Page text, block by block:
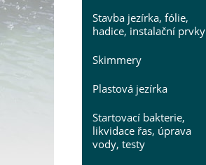
Stavba jezírka, fólie,
hadice, instalační prvky
Skimmery
Plastová jezírka
Startovací bakterie,
likvidace řas, úprava
vody, testy